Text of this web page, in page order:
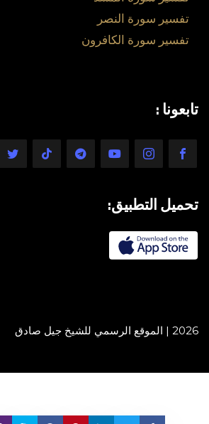
تفسير سورة النصر
تفسير سورة الكافرون
تابعونا :
تحميل التطبيق:
2026 | الموقع الرسمي للشيخ جيل صادق